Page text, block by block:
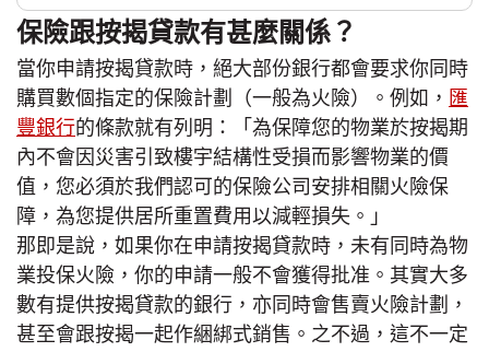
保險跟按揭貸款有甚麼關係？
當你申請按揭貸款時，絕大部份銀行都會要求你同時
購買數個指定的保險計劃（一般為火險）。例如， 匯
豐銀行的條款就有列明：「為保障您的物業於按揭期
內不會因災害引致樓宇結構性受損而影響物業的價
值，您必須於我們認可的保險公司安排相關火險保
障，為您提供居所重置費用以減輕損失。」
那即是說，如果你在申請按揭貸款時，未有同時為物
業投保火險，你的申請一般不會獲得批准。其實大多
數有提供按揭貸款的銀行，亦同時會售賣火險計劃，
甚至會跟按揭一起作綑綁式銷售。之不過，這不一定